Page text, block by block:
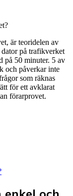
är teoridelen av
på trafikverket
på 50 minuter. 5 av
och påverkar inte
som räknas
för ett avklarat
förarprovet.